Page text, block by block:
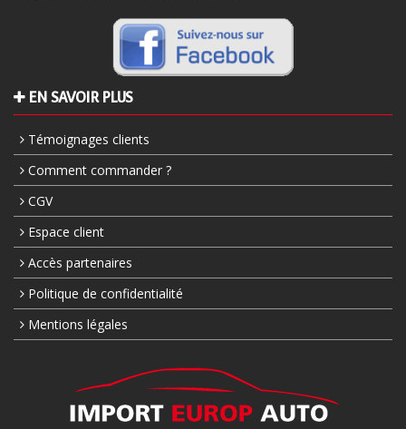
EN SAVOIR PLUS
Témoignages clients
Comment commander ?
CGV
Espace client
Accès partenaires
Politique de confidentialité
Mentions légales